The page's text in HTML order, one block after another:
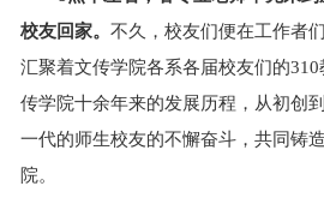
校友回家。 不久，校友们便在工作者
汇聚着文传学院各系各届校友们的
传学院十余年来的发展历程，从初创
一代的师生校友的不懈奋斗，共同铸
院。